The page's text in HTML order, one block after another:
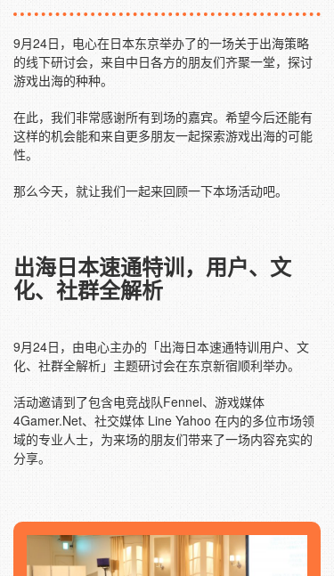
9月24日，电心在日本东京举办了的一场关于出海策略
的线下研讨会，来自中日各方的朋友们齐聚一堂，探讨
游戏出海的种种。
在此，我们非常感谢所有到场的嘉宾。希望今后还能有
这样的机会能和来自更多朋友一起探索游戏出海的可能
性。
那么今天，就让我们一起来回顾一下本场活动吧。
出海日本速通特训， 用户、文
化、社群全解析
9月24日，由电心主办的「出海日本速通特训用户、文
化、社群全解析」主题研讨会在东京新宿顺利举办。
活动邀请到了包含电竞战队Fennel、游戏媒体
4Gamer.Net、社交媒体 Line Yahoo 在内的多位市场领
域的专业人士，为来场的朋友们带来了一场内容充实的
分享。